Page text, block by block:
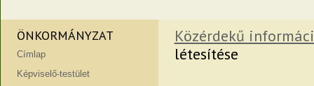
ÖNKORMÁNYZAT
Címlap
Képviselő-testület
Közérdekű
létesítése